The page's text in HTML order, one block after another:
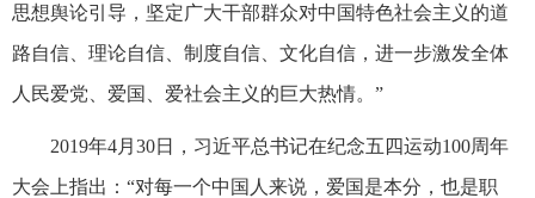
思想舆论引导，坚定广大干部群众对中国特色社会主义的道
路自信、理论自信、制度自信、文化自信，进一步激发全体
人民爱党、爱国、爱社会主义的巨大热情。”
2019年4月30日，习近平总书记在纪念五四运动100周年
大会上指出：“对每一个中国人来说，爱国是本分，也是职